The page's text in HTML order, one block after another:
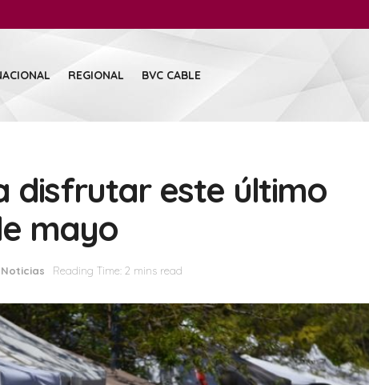
REGIONAL BVC CABLE
disfrutar este último
mayo
Noticias Reading Time: 2 mins read